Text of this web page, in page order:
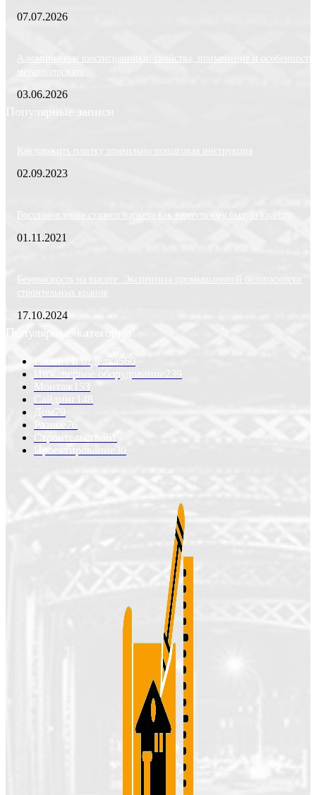
07.07.2026
Алюминиевые шестигранники: свойства, применение и особенности
металлопроката
03.06.2026
Популярные записи
Как уложить плитку правильно пошаговая инструкция
02.09.2023
Восстановление старого паркета как вернуть ему былую красоту
01.11.2021
Безопасность на высоте: Экспертиза промышленной безопасности
строительных кранов
17.10.2024
Популярные категории
Ремонт и отделка 560
Инженерное оборудование 239
Монтаж
153
Сайдинг
148
79
Разное
76
Строительство
61
Проектирование